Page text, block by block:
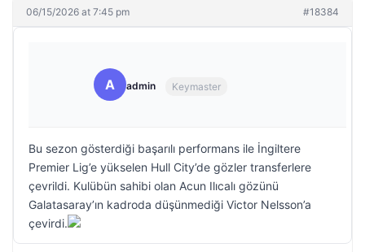
06/15/2026 at 7:45 pm #18384
A admin Keymaster
Bu sezon gösterdiği başarılı performans ile İngiltere
Premier Lig’e yükselen Hull City’de gözler transferlere
çevrildi. Kulübün sahibi olan Acun Ilıcalı gözünü
Galatasaray’ın kadroda düşünmediği Victor Nelsson’a
çevirdi.